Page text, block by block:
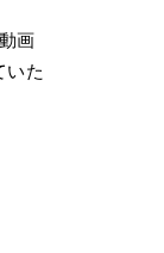
画
いた